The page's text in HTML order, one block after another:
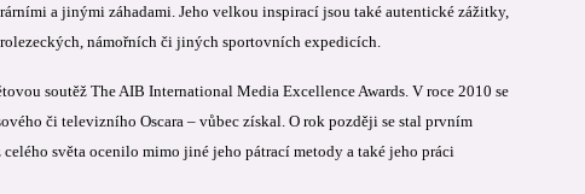
a jinými záhadami. Jeho velkou inspirací jsou také autentické zážitky,
námořních či jiných sportovních expedicích.
soutěž The AIB International Media Excellence Awards. V roce 2010 se
či televizního Oscara – vůbec získal. O rok později se stal prvním
světa ocenilo mimo jiné jeho pátrací metody a také jeho práci